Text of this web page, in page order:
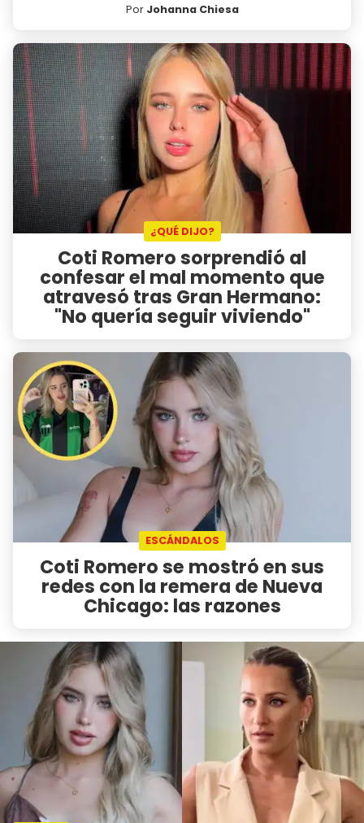
Por Johanna Chiesa
¿QUÉ DIJO?
Coti Romero sorprendió al
confesar el mal momento que
atravesó tras Gran Hermano:
"No quería seguir viviendo"
ESCÁNDALOS
Coti Romero se mostró en sus
redes con la remera de Nueva
Chicago: las razones